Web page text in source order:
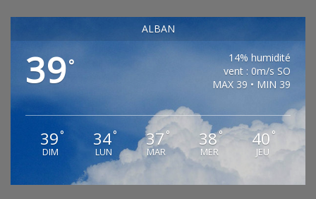
ALBAN
39°
14% humidité
vent : 0m/s SO
MAX 39 • MIN 39
39°
DIM
34°
LUN
37°
MAR
38°
MER
40 °
JEU